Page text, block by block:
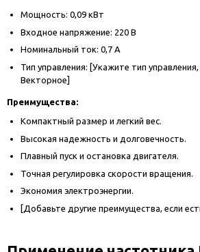
Мощность: 0,09 кВт
Входное напряжение: 220 В
Номинальный ток: 0,7 А
Тип управления: [Укажите тип
Векторное]
Преимущества:
Компактный размер и легкий вес.
Высокая надежность и долговечность.
Плавный пуск и остановка двигателя.
Точная регулировка скорости вращения.
Экономия электроэнергии.
[Добавьте другие преимущества, если